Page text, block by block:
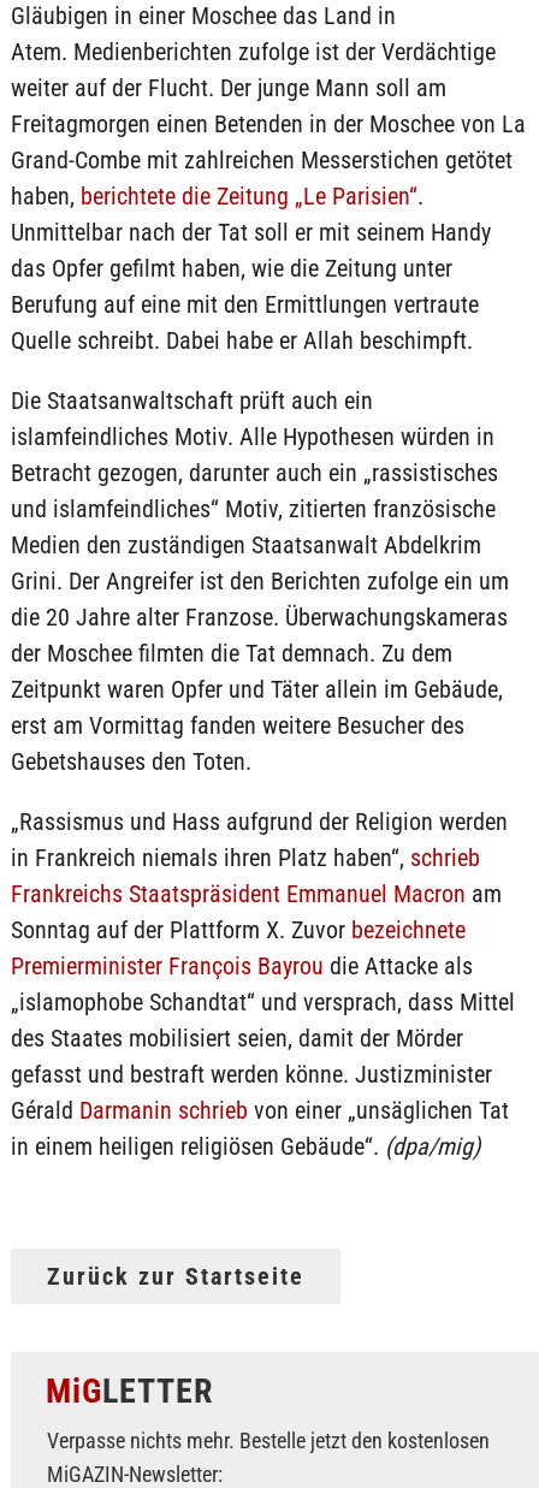
Gläubigen in einer Moschee das Land in
Atem. Medienberichten zufolge ist der Verdächtige
weiter auf der Flucht. Der junge Mann soll am
Freitagmorgen einen Betenden in der Moschee von La
Grand-Combe mit zahlreichen Messerstichen getötet
haben, berichtete die Zeitung „Le Parisien“.
Unmittelbar nach der Tat soll er mit seinem Handy
das Opfer gefilmt haben, wie die Zeitung unter
Berufung auf eine mit den Ermittlungen vertraute
Quelle schreibt. Dabei habe er Allah beschimpft.
Die Staatsanwaltschaft prüft auch ein
islamfeindliches Motiv. Alle Hypothesen würden in
Betracht gezogen, darunter auch ein „rassistisches
und islamfeindliches“ Motiv, zitierten französische
Medien den zuständigen Staatsanwalt Abdelkrim
Grini. Der Angreifer ist den Berichten zufolge ein um
die 20 Jahre alter Franzose. Überwachungskameras
der Moschee filmten die Tat demnach. Zu dem
Zeitpunkt waren Opfer und Täter allein im Gebäude,
erst am Vormittag fanden weitere Besucher des
Gebetshauses den Toten.
„Rassismus und Hass aufgrund der Religion werden
in Frankreich niemals ihren Platz haben“, schrieb
Frankreichs Staatspräsident Emmanuel Macron am
Sonntag auf der Plattform X. Zuvor bezeichnete
Premierminister François Bayrou die Attacke als
„islamophobe Schandtat“ und versprach, dass Mittel
des Staates mobilisiert seien, damit der Mörder
gefasst und bestraft werden könne. Justizminister
Gérald Darmanin schrieb von einer „unsäglichen Tat
in einem heiligen religiösen Gebäude“. (dpa/mig)
Zurück zur Startseite
MiGLETTER
Verpasse nichts mehr. Bestelle jetzt den kostenlosen
MiGAZIN-Newsletter: